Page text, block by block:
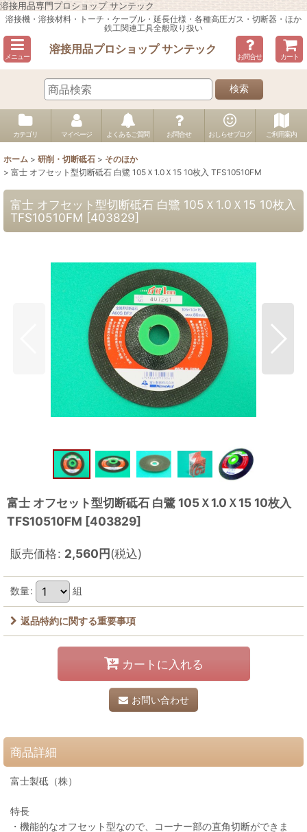
溶接用品専門プロショップ サンテック
溶接機・溶接材料・トーチ・ケーブル・延長仕様・各種高圧ガス・切断器・ほか
鉄工関連工具全般取り扱い
メニュー
溶接用品プロショップ サンテック
お問合せ カート
検索
カテゴリ マイページ よくあるご質問 お問合せ おしらせブログ ご利用案内
ホーム > 研削・切断砥石 > そのほか
> 富士 オフセット型切断砥石 白鷺 105Ｘ1.0Ｘ15 10枚入 TFS10510FM
富士 オフセット型切断砥石 白鷺 105Ｘ1.0Ｘ15 10枚入
TFS10510FM [403829]
富士 オフセット型切断砥石 白鷺 105Ｘ1.0Ｘ15 10枚入
TFS10510FM [403829]
販売価格: 2,560円(税込)
数量: 組
返品特約に関する重要事項
カートに入れる
お問い合わせ
商品詳細
富士製砥（株）
特長
・機能的なオフセット型なので、コーナー部の直角切断ができま